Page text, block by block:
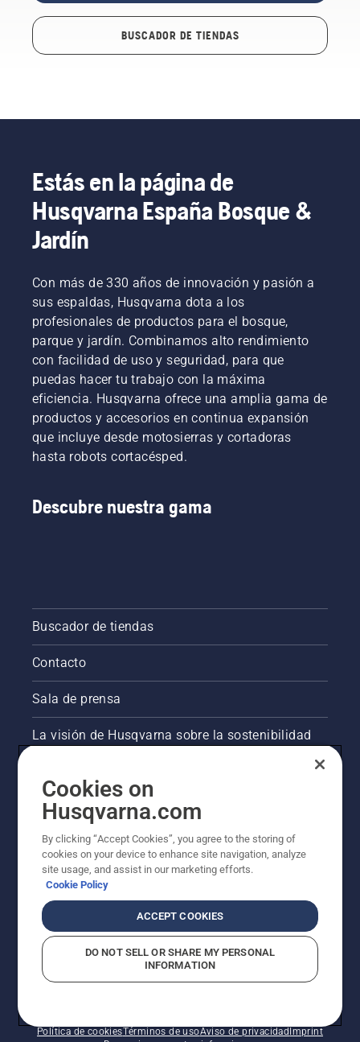
BUSCADOR DE TIENDAS
Estás en la página de
Husqvarna España Bosque &
Jardín
Con más de 330 años de innovación y pasión a
sus espaldas, Husqvarna dota a los
profesionales de productos para el bosque,
parque y jardín. Combinamos alto rendimiento
con facilidad de uso y seguridad, para que
puedas hacer tu trabajo con la máxima
eficiencia. Husqvarna ofrece una amplia gama de
productos y accesorios en continua expansión
que incluye desde motosierras y cortadoras
hasta robots cortacésped.
Descubre nuestra gama
Buscador de tiendas
Contacto
Sala de prensa
La visión de Husqvarna sobre la sostenibilidad
Otros sitios de Husqvarna
© Husqvarna AB (publ). Todos los derechos
Política de cookiesTérminos de usoAviso de privacidad Imprint
Cookies on
Husqvarna.com
By clicking “Accept Cookies”, you agree to the storing of
cookies on your device to enhance site navigation, analyze
site usage, and assist in our marketing efforts.
Cookie Policy
ACCEPT COOKIES
DO NOT SELL OR SHARE MY PERSONAL
INFORMATION